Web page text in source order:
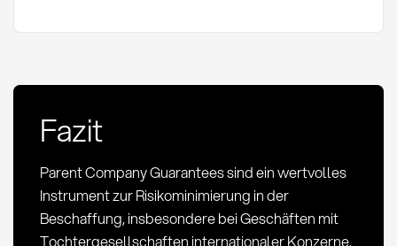
Fazit
Parent Company Guarantees sind ein wertvolles
Instrument zur Risikominimierung in der
Beschaffung, insbesondere bei Geschäften mit
Tochtergesellschaften internationaler Konzerne.